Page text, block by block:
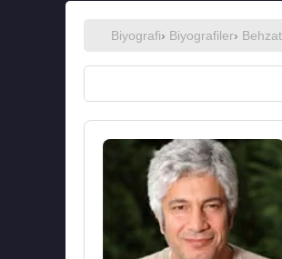
Biyografi› Biyografiler›